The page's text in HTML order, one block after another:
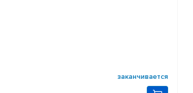
заканчивается